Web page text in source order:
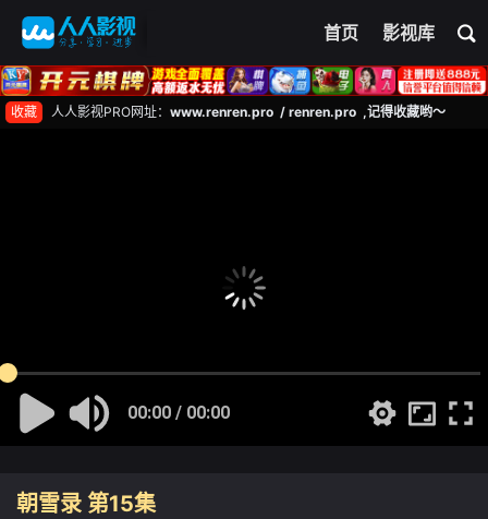
首页 影视库
收藏 人人影视PRO网址： www.renren.pro / renren.pro ,记得收藏哟～
00:00 / 00:00
朝雪录 第15集